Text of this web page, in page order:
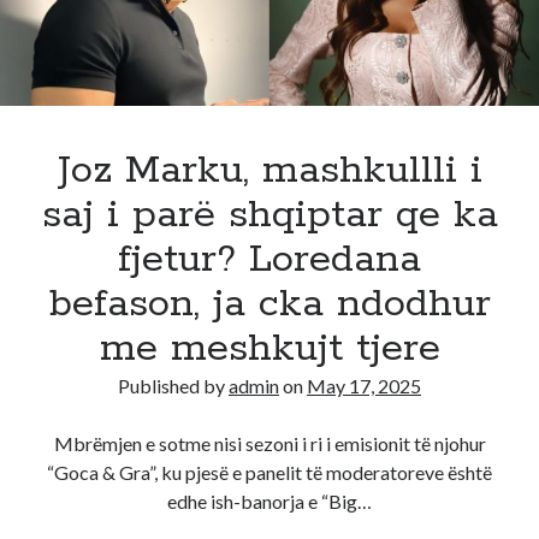
si
u
renditen
ne
Joz Marku, mashkullli i
saj i parë shqiptar qe ka
fjetur? Loredana
befason, ja cka ndodhur
me meshkujt tjere
Published byadminon May 17, 2025
Mbrëmjen e sotme nisi sezoni i ri i emisionit të njohur
“Goca & Gra”, ku pjesë e panelit të moderatoreve është
edhe ish-banorja e “Big…